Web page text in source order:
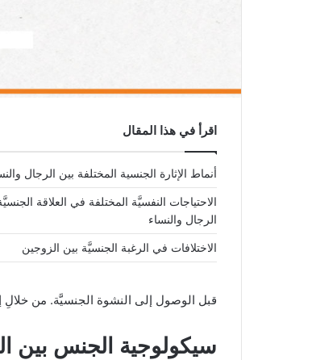
اقرأ في هذا المقال
أنماط الإثارة الجنسية المختلفة بين الرجال
الاحتياجات النفسيَّة المختلفة في العلاقة
الرجال والنساء
الاختلافات في الرغبة الجنسيَّة بين الزوجين
قبل الوصول إلى النشوة الجنسيَّة. من خلالِ
سيكولوجية الجنس بين